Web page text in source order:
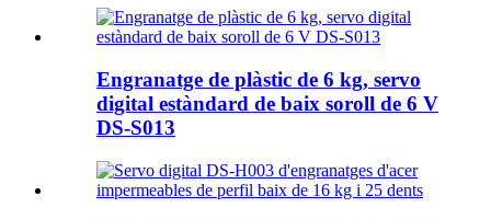
Engranatge de plàstic de 6 kg, servo
digital estàndard de baix soroll de 6 V
DS-S013